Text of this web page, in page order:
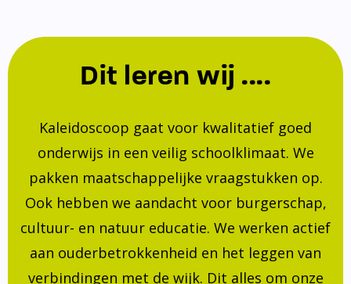
Dit leren wij ....
Kaleidoscoop gaat voor kwalitatief goed
onderwijs in een veilig schoolklimaat. We
pakken maatschappelijke vraagstukken op.
Ook hebben we aandacht voor burgerschap,
cultuur- en natuur educatie. We werken actief
aan ouderbetrokkenheid en het leggen van
verbindingen met de wijk. Dit alles om onze